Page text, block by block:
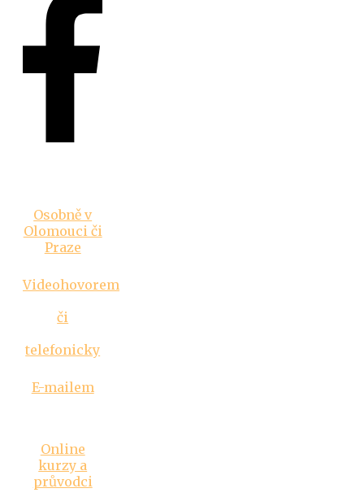
Osobně v
Olomouci či
Praze
Videohovorem
či
telefonicky
E-mailem
Online
kurzy a
průvodci